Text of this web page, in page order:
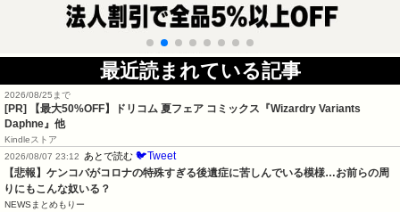
最近読まれている記事
2026/08/25まで
[PR]
【最大50%OFF】ドリコム 夏フェア コミックス『Wizardry Variants
Daphne』他
Kindleストア
2026/08/07 23:12 あとで読む 🐦Tweet
【悲報】ケンコバがコロナの特殊すぎる後遺症に苦しんでいる模様…お前らの周
りにもこんな奴いる？
NEWSまとめもりー